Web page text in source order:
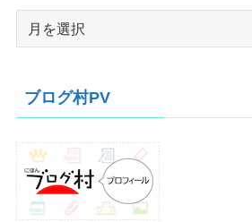
ブ
ブログ村PV